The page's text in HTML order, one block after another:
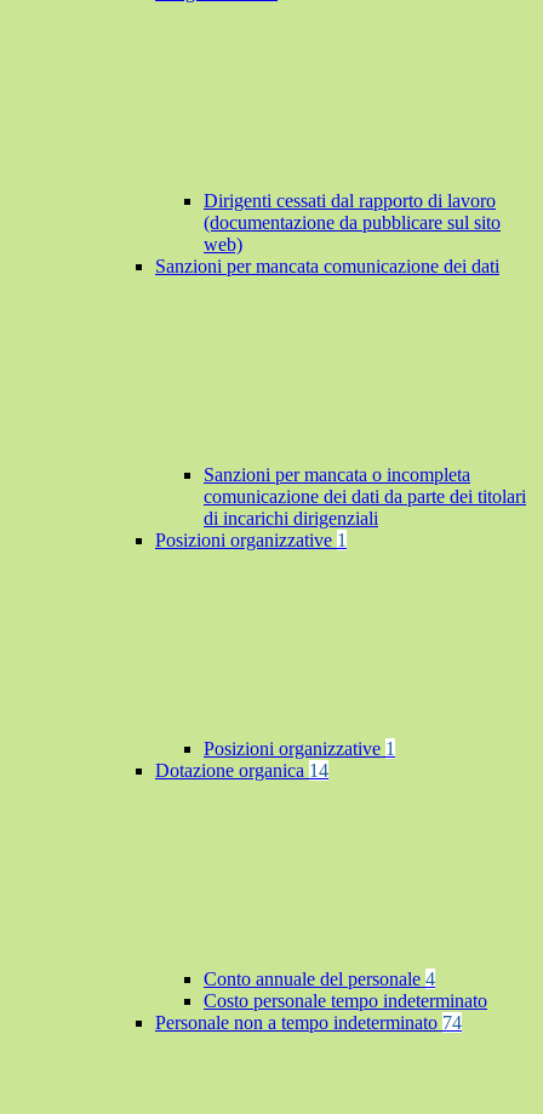
Dirigenti cessati dal rapporto di lavoro
(documentazione da pubblicare sul sito
web)
Sanzioni per mancata comunicazione dei dati
Sanzioni per mancata o incompleta
comunicazione dei dati da parte dei titolari
di incarichi dirigenziali
Posizioni organizzative 1
Posizioni organizzative 1
Dotazione organica 14
Conto annuale del personale 4
Costo personale tempo indeterminato
Personale non a tempo indeterminato 74